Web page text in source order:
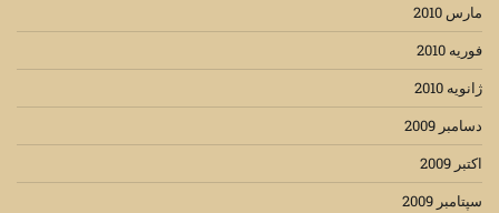
مارس 2010
فوریه 2010
ژانویه 2010
دسامبر 2009
اکتبر 2009
سپتامبر 2009